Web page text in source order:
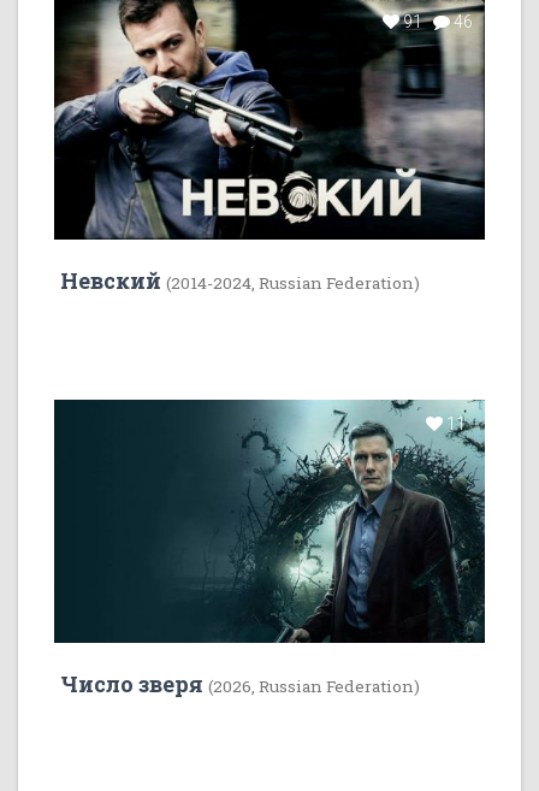
91 46
Невский (2014-2024, Russian Federation)
11
Число зверя (2026, Russian Federation)